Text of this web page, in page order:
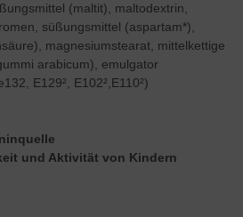
(maltit), maltodextrin,
süßungsmittel (aspartam*),
magnesiumstearat, mittelkettige
arabicum), emulgator
E129², E102²,E110²)
und Aktivität von Kindern